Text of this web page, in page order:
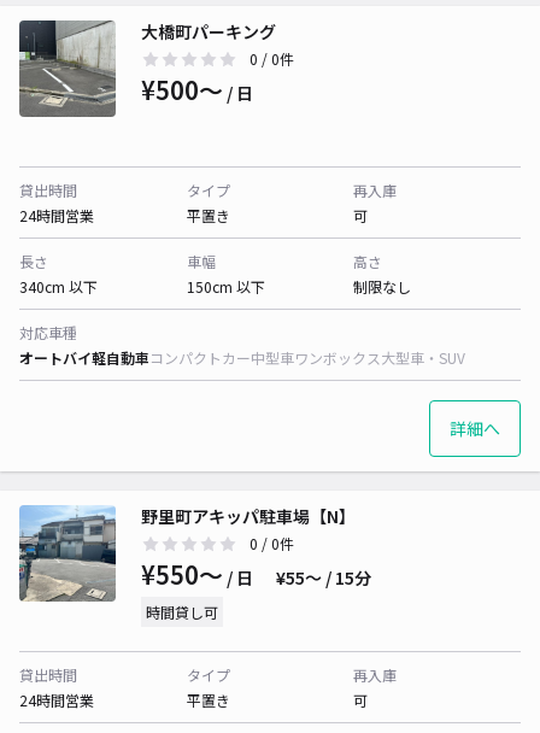
大橋町パーキング
0 / 0件
¥500〜 / 日
貸出時間
24時間営業
タイプ
平置き
再入庫
可
長さ
340cm 以下
車幅
150cm 以下
高さ
制限なし
対応車種
オートバイ軽自動車コンパクトカー中型車ワンボックス大型車・SUV
詳細へ
野里町アキッパ駐車場【N】
0 / 0件
¥550〜 / 日 ¥55〜 / 15分
時間貸し可
貸出時間
24時間営業
タイプ
平置き
再入庫
可